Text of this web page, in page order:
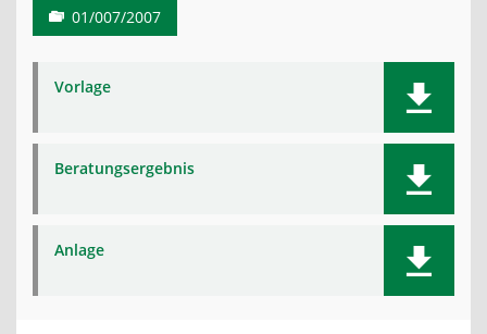
01/007/2007
Vorlage
Beratungsergebnis
Anlage